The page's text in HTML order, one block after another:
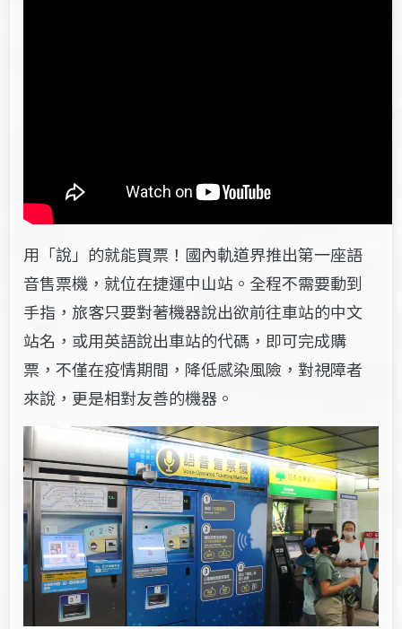
用「說」的就能買票 ！國內軌道界推出第一座語
音售票機，就位在捷運中山站。全程不需要動到
手指，旅客只要對著機器說出欲前往車站的中文
站名，或用英語說出車站的代碼，即可完成購
票，不僅在疫情期間，降低感染風險，對視障者
來說，更是相對友善的機器。